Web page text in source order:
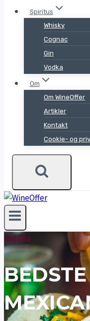
Spiritus
Whisky
Cognac
Gin
Vodka
Om
Om WineOffer
Artikler
Kontakt
Cookie- og
Guides